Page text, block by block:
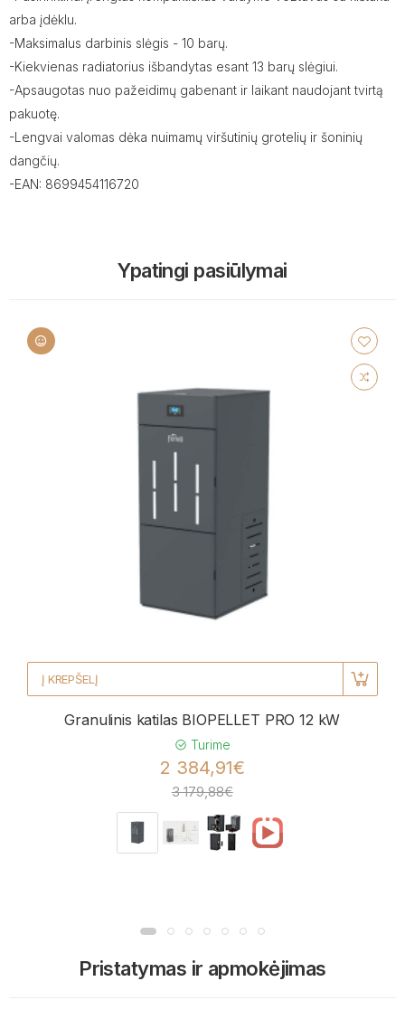
arba įdėklu.
-Maksimalus darbinis slėgis - 10 barų.
-Kiekvienas radiatorius išbandytas esant 13 barų slėgiui.
-Apsaugotas nuo pažeidimų gabenant ir laikant naudojant tvirtą
pakuotę.
-Lengvai valomas dėka nuimamų viršutinių grotelių ir šoninių
dangčių.
-EAN: 8699454116720
Ypatingi pasiūlymai
Į KREPŠELĮ
Granulinis katilas BIOPELLET PRO 12 kW
Turime
2 384,91€
3 179,88€
Pristatymas ir apmokėjimas